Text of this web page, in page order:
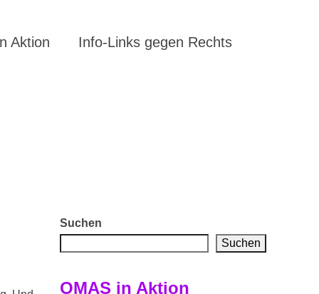
Aktion Info-Links gegen Rechts
Suchen
Suchen
OMAS in Aktion